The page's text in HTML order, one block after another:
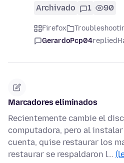
Archivado 1 90
Firefox
GerardoPcp04replied
Marcadores eliminados
Recientemente cambie el
computadora, pero al
cuenta, quise restaurar los
restaurar se respaldaron l…